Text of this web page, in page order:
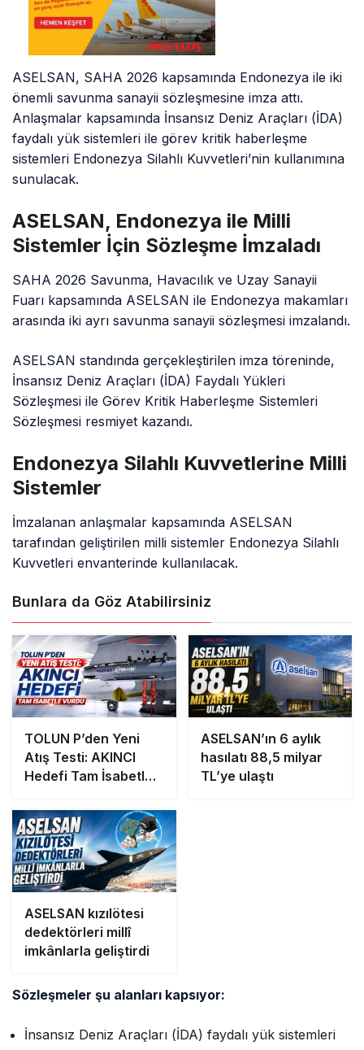
ASELSAN, SAHA 2026 kapsamında Endonezya ile iki
önemli savunma sanayii sözleşmesine imza attı.
Anlaşmalar kapsamında İnsansız Deniz Araçları (İDA)
faydalı yük sistemleri ile görev kritik haberleşme
sistemleri Endonezya Silahlı Kuvvetleri’nin kullanımına
sunulacak.
ASELSAN, Endonezya ile Milli
Sistemler İçin Sözleşme İmzaladı
SAHA 2026 Savunma, Havacılık ve Uzay Sanayii
Fuarı kapsamında ASELSAN ile Endonezya makamları
arasında iki ayrı savunma sanayii sözleşmesi imzalandı.
ASELSAN standında gerçekleştirilen imza töreninde,
İnsansız Deniz Araçları (İDA) Faydalı Yükleri
Sözleşmesi ile Görev Kritik Haberleşme Sistemleri
Sözleşmesi resmiyet kazandı.
Endonezya Silahlı Kuvvetlerine Milli
Sistemler
İmzalanan anlaşmalar kapsamında ASELSAN
tarafından geliştirilen milli sistemler Endonezya Silahlı
Kuvvetleri envanterinde kullanılacak.
Bunlara da Göz Atabilirsiniz
TOLUN P’den Yeni
Atış Testi: AKINCI
Hedefi Tam İsabetle
ASELSAN’ın 6 aylık
hasılatı 88,5 milyar
TL’ye ulaştı
ASELSAN kızılötesi
dedektörleri millî
imkânlarla geliştirdi
Sözleşmeler şu alanları kapsıyor:
İnsansız Deniz Araçları (İDA) faydalı yük sistemleri